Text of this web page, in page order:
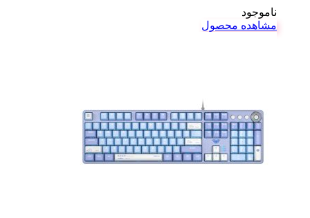
ناموجود
مشاهده محصول